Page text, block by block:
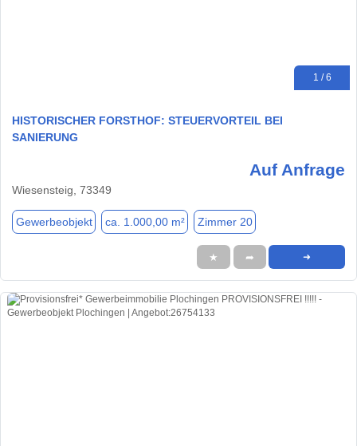
1 / 6
HISTORISCHER FORSTHOF: STEUERVORTEIL BEI
SANIERUNG
Auf Anfrage
Wiesensteig, 73349
Gewerbeobjekt ca. 1.000,00 m² Zimmer 20
★ ➦ ➜